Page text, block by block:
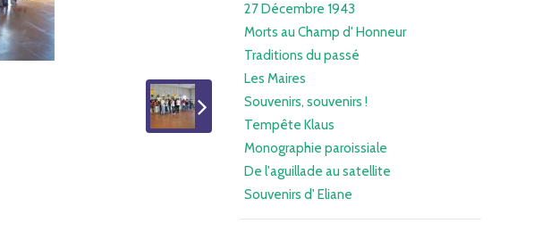
27 Décembre 1943
Morts au Champ d' Honneur
Traditions du passé
Les Maires
Souvenirs, souvenirs !
Tempête Klaus
Monographie paroissiale
De l'aguillade au satellite
Souvenirs d' Eliane